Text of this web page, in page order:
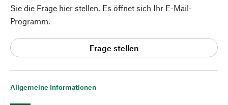
Allgemeine Informationen
Sie die Frage hier stellen. Es öffnet sich Ihr E-Mail-
Programm.
Frage stellen